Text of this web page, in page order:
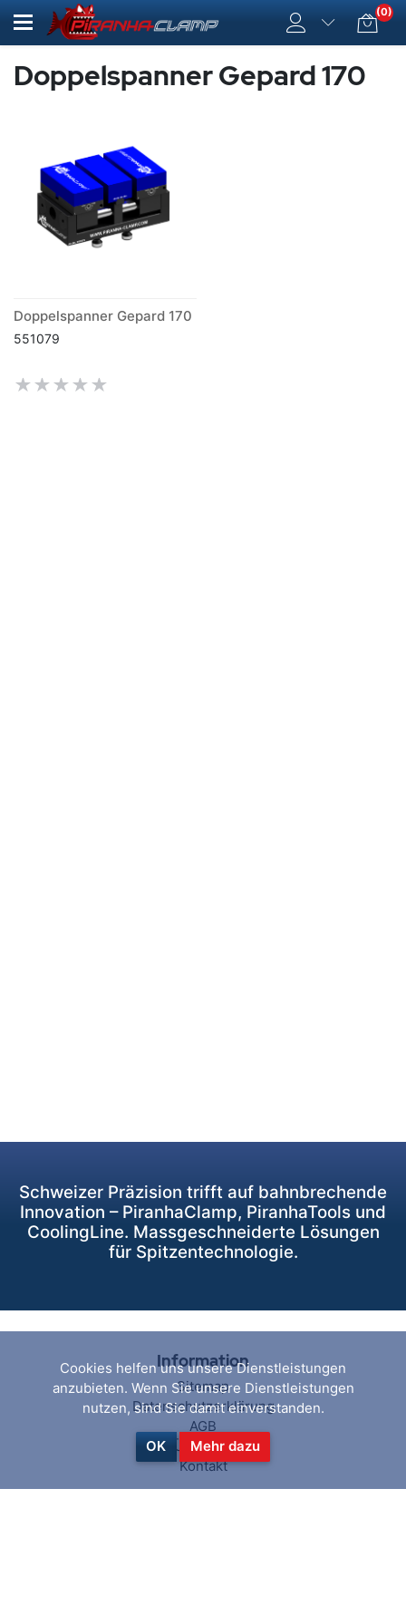
(0)
Doppelspanner Gepard 170
Doppelspanner Gepard 170
551079
Schweizer Präzision trifft auf bahnbrechende
Innovation – PiranhaClamp, PiranhaTools und
CoolingLine. Massgeschneiderte Lösungen
für Spitzentechnologie.
Information
Sitemap
Datenschutzerklärung
AGB
Über uns
Kontakt
Cookies helfen uns unsere Dienstleistungen
anzubieten. Wenn Sie unsere Dienstleistungen
nutzen, sind Sie damit einverstanden.
OK Mehr dazu